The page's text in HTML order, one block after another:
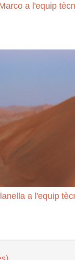
a l'equip
a l'equip